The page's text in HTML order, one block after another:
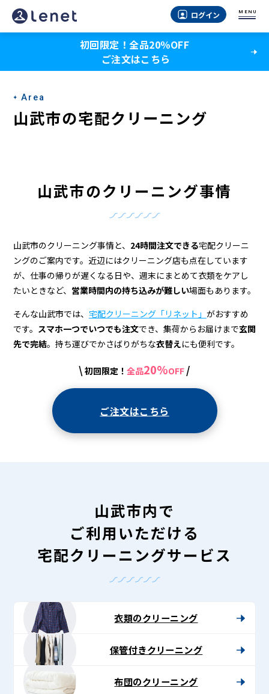
山
武
の
ク
リ
＆
宅
配
ク
リ
ー
ログイン MENU
初回限定！全品20％OFF
ご注文はこちら
Area
山武市の宅配クリーニング
山武市のクリーニング事情
山武市のクリーニング事情と、 24時間注文できる宅配クリーニ
ングのご案内です。近辺にはクリーニング店も点在しています
が、仕事の帰りが遅くなる日や、週末にまとめて衣類をケアし
たいときなど、 営業時間内の持ち込みが難しい場面もあります。
そんな山武市では、 宅配クリーニング「リネット」 がおすすめ
です。 スマホ一つでいつでも注文でき、集荷からお届けまで玄関
先で完結。持ち運びでかさばりがちな衣替えにも便利です。
\ 初回限定！ 全品20%OFF /
ご注文はこちら
山武市内で
ご利用いただける
宅配クリーニングサービス
衣類のクリーニング
保管付きクリーニング
布団のクリーニング